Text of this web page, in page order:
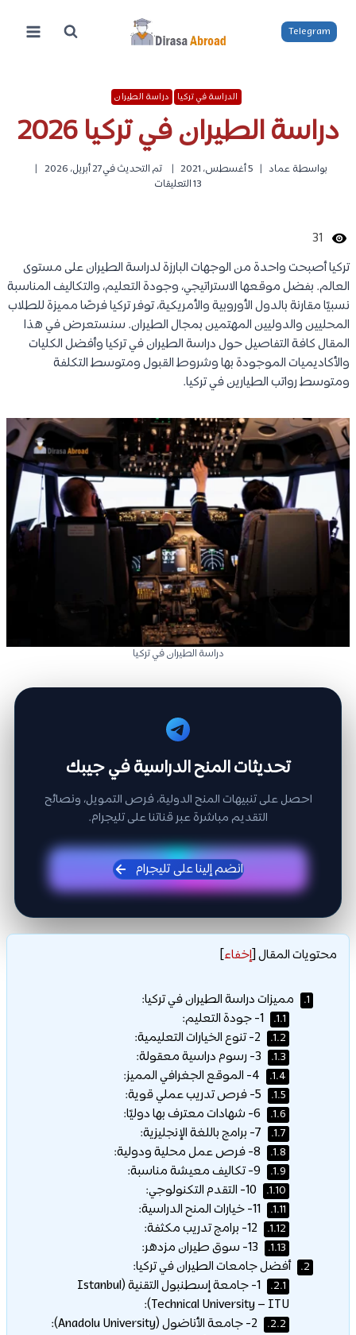
المحتوى
Telegram
الدراسة في تركيا دراسة الطيران
دراسة الطيران في تركيا 2026
بواسطة عماد 5 أغسطس، 2021 تم التحديث في27 أبريل، 2026
13 التعليقات
31
تركيا أصبحت واحدة من الوجهات البارزة لدراسة الطيران على مستوى
العالم. بفضل موقعها الاستراتيجي، وجودة التعليم، والتكاليف المناسبة
نسبيًا مقارنة بالدول الأوروبية والأمريكية، توفر تركيا فرصًا مميزة للطلاب
المحليين والدوليين المهتمين بمجال الطيران. سنستعرض في هذا
المقال كافة التفاصيل حول دراسة الطيران في تركيا وأفضل الكليات
والأكاديميات الموجودة بها وشروط القبول ومتوسط التكلفة
ومتوسط رواتب الطيارين في تركيا.
دراسة الطيران في تركيا
تحديثات المنح الدراسية في جيبك
احصل على تنبيهات المنح الدولية، فرص التمويل، ونصائح
التقديم مباشرة عبر قناتنا على تليجرام.
انضم إلينا على تليجرام
محتويات المقال[إخفاء]
1. مميزات دراسة الطيران في تركيا:
1.1.
1.2.
1.3.
1.4.
1.5.
1.6.
1.7.
1.8.
1.9.
1.10.
1.11.
1.12.
1.13.
2. أفضل جامعات الطيران في تركيا:
2.1.
1- جامعة إسطنبول التقنية (Istanbul
Technical University – ITU):
2.2.